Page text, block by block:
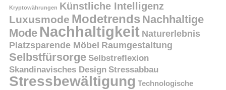
Kryptowährungen Künstliche Intelligenz
Luxusmode Modetrends Nachhaltige
Mode Nachhaltigkeit Naturerlebnis
Platzsparende Möbel Raumgestaltung
Selbstfürsorge Selbstreflexion
Skandinavisches Design Stressabbau
Stressbewältigung Technologische